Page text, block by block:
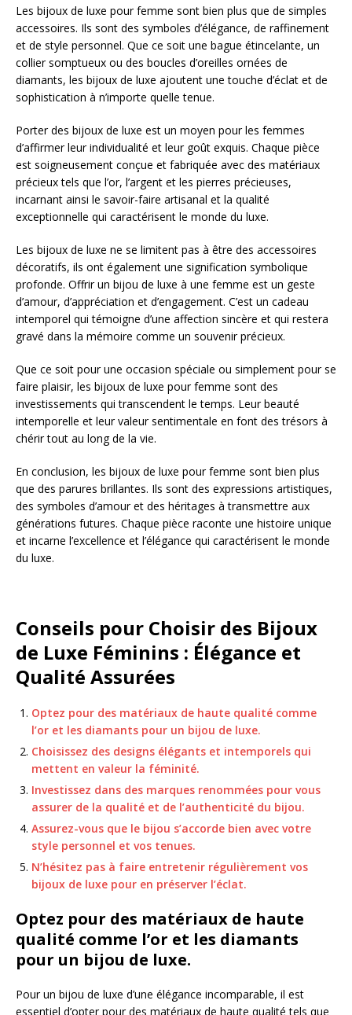
Les bijoux de luxe pour femme sont bien plus que de simples
accessoires. Ils sont des symboles d’élégance, de raffinement
et de style personnel. Que ce soit une bague étincelante, un
collier somptueux ou des boucles d’oreilles ornées de
diamants, les bijoux de luxe ajoutent une touche d’éclat et de
sophistication à n’importe quelle tenue.
Porter des bijoux de luxe est un moyen pour les femmes
d’affirmer leur individualité et leur goût exquis. Chaque pièce
est soigneusement conçue et fabriquée avec des matériaux
précieux tels que l’or, l’argent et les pierres précieuses,
incarnant ainsi le savoir-faire artisanal et la qualité
exceptionnelle qui caractérisent le monde du luxe.
Les bijoux de luxe ne se limitent pas à être des accessoires
décoratifs, ils ont également une signification symbolique
profonde. Offrir un bijou de luxe à une femme est un geste
d’amour, d’appréciation et d’engagement. C’est un cadeau
intemporel qui témoigne d’une affection sincère et qui restera
gravé dans la mémoire comme un souvenir précieux.
Que ce soit pour une occasion spéciale ou simplement pour se
faire plaisir, les bijoux de luxe pour femme sont des
investissements qui transcendent le temps. Leur beauté
intemporelle et leur valeur sentimentale en font des trésors à
chérir tout au long de la vie.
En conclusion, les bijoux de luxe pour femme sont bien plus
que des parures brillantes. Ils sont des expressions artistiques,
des symboles d’amour et des héritages à transmettre aux
générations futures. Chaque pièce raconte une histoire unique
et incarne l’excellence et l’élégance qui caractérisent le monde
du luxe.
Conseils pour Choisir des Bijoux
de Luxe Féminins : Élégance et
Qualité Assurées
Optez pour des matériaux de haute qualité comme
l’or et les diamants pour un bijou de luxe.
Choisissez des designs élégants et intemporels qui
mettent en valeur la féminité.
Investissez dans des marques renommées pour vous
assurer de la qualité et de l’authenticité du bijou.
Assurez-vous que le bijou s’accorde bien avec votre
style personnel et vos tenues.
N’hésitez pas à faire entretenir régulièrement vos
bijoux de luxe pour en préserver l’éclat.
Optez pour des matériaux de haute
qualité comme l’or et les diamants
pour un bijou de luxe.
Pour un bijou de luxe d’une élégance incomparable, il est
essentiel d’opter pour des matériaux de haute qualité tels que